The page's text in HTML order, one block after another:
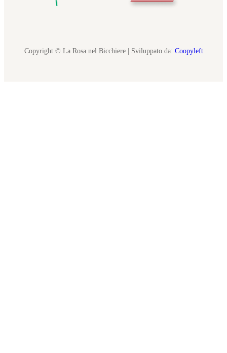
Copyright © La Rosa nel Bicchiere | Sviluppato da: Coopyleft